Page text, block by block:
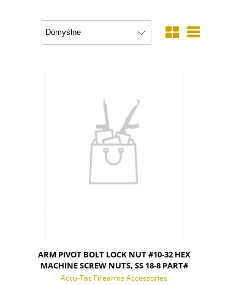
ARM PIVOT BOLT LOCK NUT #10-32 HEX
MACHINE SCREW NUTS, SS 18-8 PART#
2561
Accu-Tac Firearms Accessories